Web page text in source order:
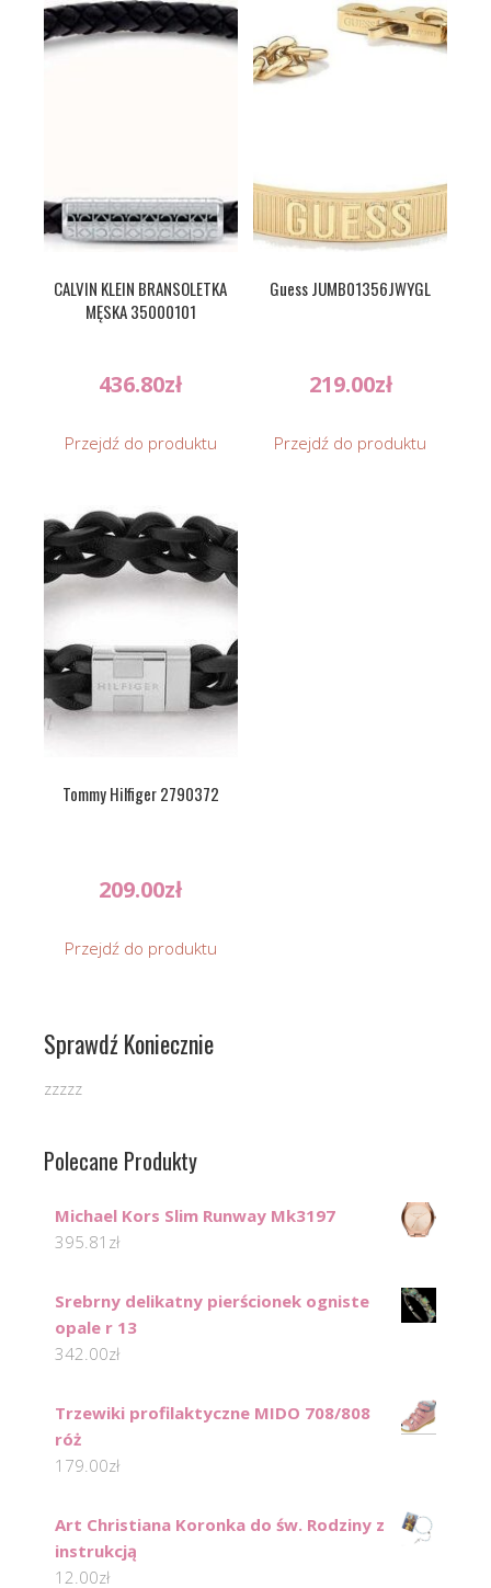
CALVIN KLEIN BRANSOLETKA
MĘSKA 35000101
436.80zł
Przejdź do produktu
Guess JUMB01356JWYGL
219.00zł
Przejdź do produktu
Tommy Hilfiger 2790372
209.00zł
Przejdź do produktu
Sprawdź Koniecznie
zzzzz
Polecane Produkty
Michael Kors Slim Runway Mk3197
395.81 zł
Srebrny delikatny pierścionek ogniste
opale r 13
342.00zł
Trzewiki profilaktyczne MIDO 708/808
róż
179.00zł
Art Christiana Koronka do św. Rodziny z
instrukcją
12.00zł